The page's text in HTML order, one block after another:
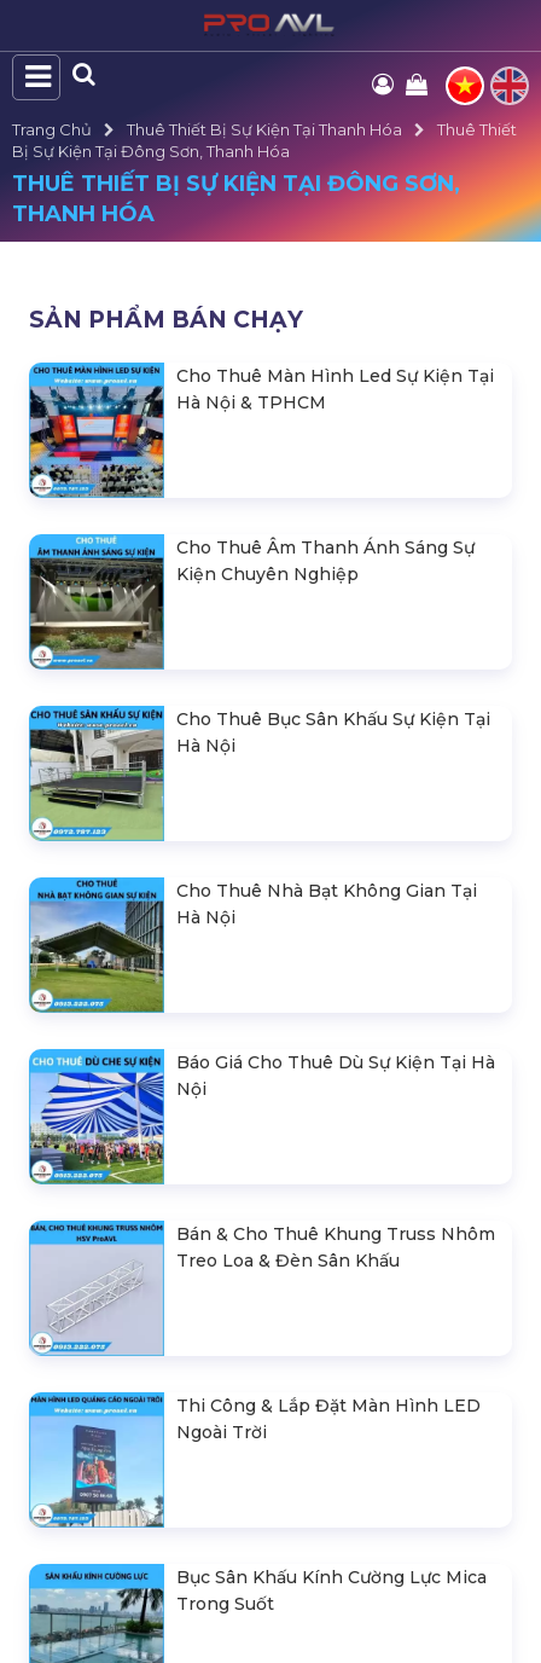
Trang Chủ Thuê Thiết Bị Sự Kiện Tại Thanh Hóa
Thuê Thiết
Bị Sự Kiện Tại Đông Sơn, Thanh Hóa
THUÊ THIẾT BỊ SỰ KIỆN TẠI ĐÔNG SƠN,
THANH HÓA
SẢN PHẨM BÁN CHẠY
Cho Thuê Màn Hình Led Sự Kiện Tại
Hà Nội & TPHCM
Cho Thuê Âm Thanh Ánh Sáng Sự
Kiện Chuyên Nghiệp
Cho Thuê Bục Sân Khấu Sự Kiện Tại
Hà Nội
Cho Thuê Nhà Bạt Không Gian Tại
Hà Nội
Báo Giá Cho Thuê Dù Sự Kiện Tại Hà
Nội
Bán & Cho Thuê Khung Truss Nhôm
Treo Loa & Đèn Sân Khấu
Thi Công & Lắp Đặt Màn Hình LED
Ngoài Trời
Bục Sân Khấu Kính Cường Lực Mica
Trong Suốt